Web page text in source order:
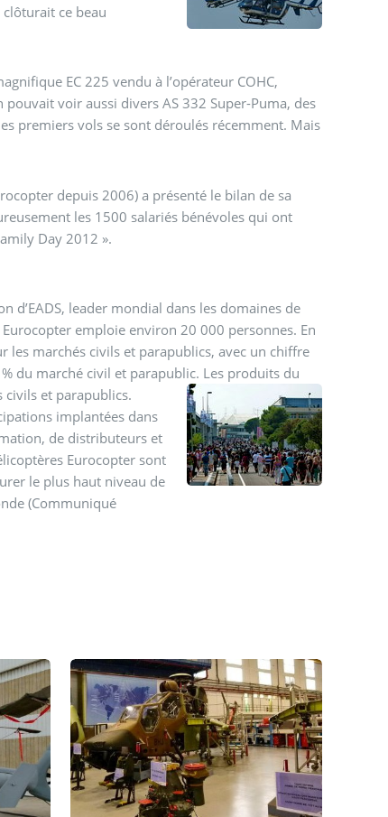
ce beau
EC 225 vendu à l’opérateur COHC,
voir aussi divers AS 332 Super-Puma, des
Mais
depuis 2006) a présenté le bilan de sa
les 1500 salariés bénévoles qui ont
Day 2012 ».
d’EADS, leader mondial dans les domaines de
Eurocopter emploie environ 20 000 personnes. En
marchés civils et parapublics, avec un chiffre
du marché civil et parapublic. Les produits du
civils et parapublics.
implantées dans
de distributeurs et
Eurocopter sont
le plus haut niveau de
(Communiqué